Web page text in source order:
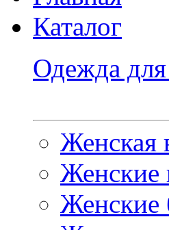
Каталог
Одежда
Женская
Женские
Женские